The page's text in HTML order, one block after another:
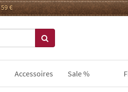
€
Accessoires Sale %